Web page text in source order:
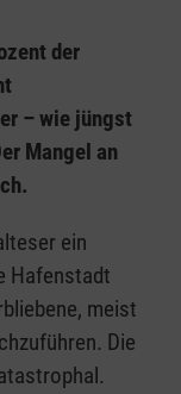
der
– wie jüngst
Mangel an
ein
Hafenstadt
meist
Die